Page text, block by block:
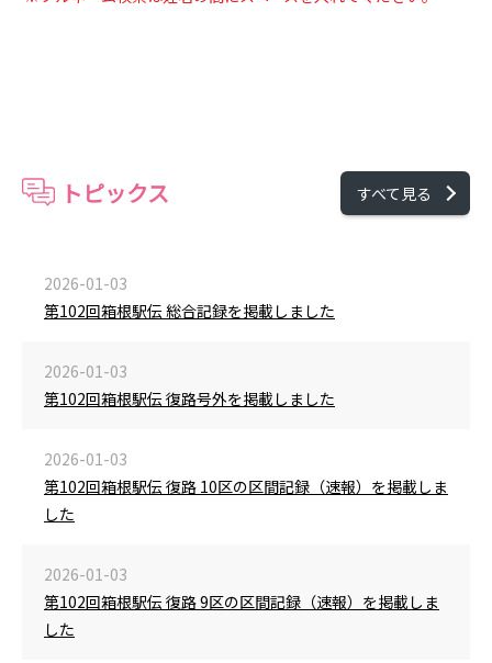
トピックス すべて見る
2026-01-03
第102回箱根駅伝 総合記録を掲載しました
2026-01-03
第102回箱根駅伝 復路号外を掲載しました
2026-01-03
第102回箱根駅伝 復路 10区の区間記録（速報）を掲載しま
した
2026-01-03
第102回箱根駅伝 復路 9区の区間記録（速報）を掲載しま
した